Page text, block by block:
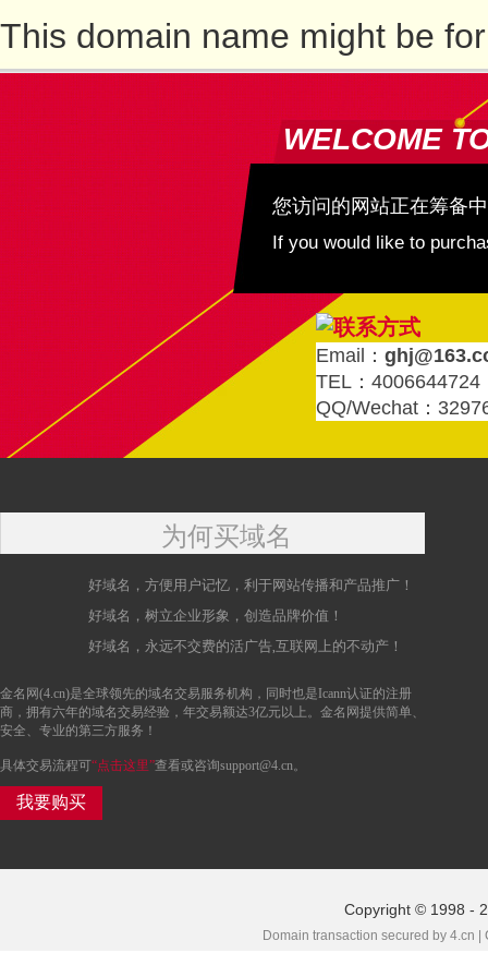
This domain name might be
WELCOME
您访问的网站正在筹备
If you would like to
Email：
TEL：4006644724
QQ/Wechat：
为何买域名
好域名，方便用户记忆，利于网站传播和产品推广！
好域名，树立企业形象，创造品牌价值！
好域名，永远不交费的活广告,互联网上的不动产！
金名网(4.cn)是全球领先的域名交易服务机构，同时也是Icann认证的注册
商，拥有六年的域名交易经验，年交易额达3亿元以上。金名网提供简单、
安全、专业的第三方服务！
具体交易流程可“点击这里”查看或咨询support@4.cn。
我要购买
Copyright © 1998 -
Domain transaction secured by 4.cn